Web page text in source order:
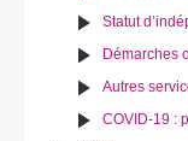
Statut
Démarches
Autres
COVID-19 :